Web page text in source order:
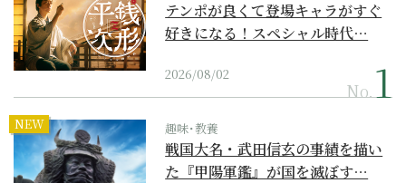
テンポが良くて登場キャラがすぐ
好きになる！スペシャル時代…
2026/08/02
No.
NEW 趣味･教養
戦国大名・武田信玄の事績を描い
た『甲陽軍鑑』が国を滅ぼす…